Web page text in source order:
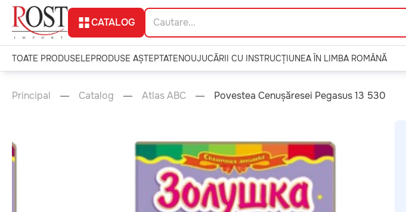
CATALOG
TOATE PRODUSELEPRODUSE AȘTEPTATENOUJUCĂRII CU INSTRUCȚIUNEA ÎN LIMBA ROMÂNĂ
Principal Catalog Atlas ABC Povestea Cenușăresei Pegasus 13 530